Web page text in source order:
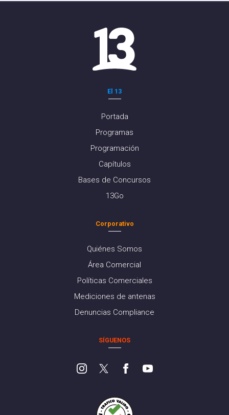
El 13
Portada
Programas
Programación
Capítulos
Bases de Concursos
13Go
Corporativo
Quiénes Somos
Área Comercial
Políticas Comerciales
Mediciones de antenas
Denuncias Compliance
SÍGUENOS